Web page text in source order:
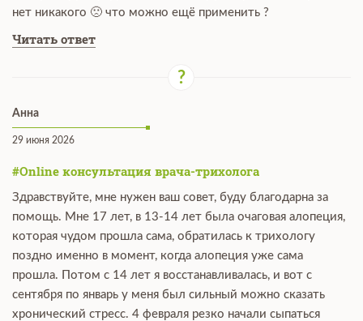
нет никакого 🙁 что можно ещё применить ?
Читать ответ
Анна
29 июня 2026
#Online консультация врача-трихолога
Здравствуйте, мне нужен ваш совет, буду благодарна за
помощь. Мне 17 лет, в 13-14 лет была очаговая алопеция,
которая чудом прошла сама, обратилась к трихологу
поздно именно в момент, когда алопеция уже сама
прошла. Потом с 14 лет я восстанавливалась, и вот с
сентября по январь у меня был сильный можно сказать
хронический стресс. 4 февраля резко начали сыпаться